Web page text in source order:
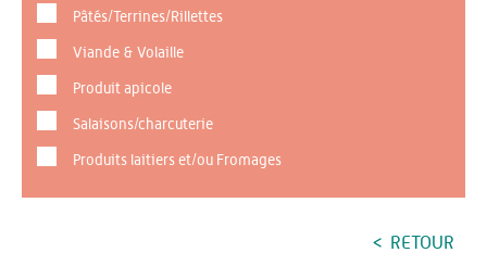
Pâtés/Terrines/Rillettes
Viande & Volaille
Produit apicole
Salaisons/charcuterie
Produits laitiers et/ou Fromages
RETOUR